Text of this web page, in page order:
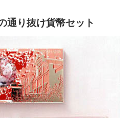
通り抜け貨幣セット